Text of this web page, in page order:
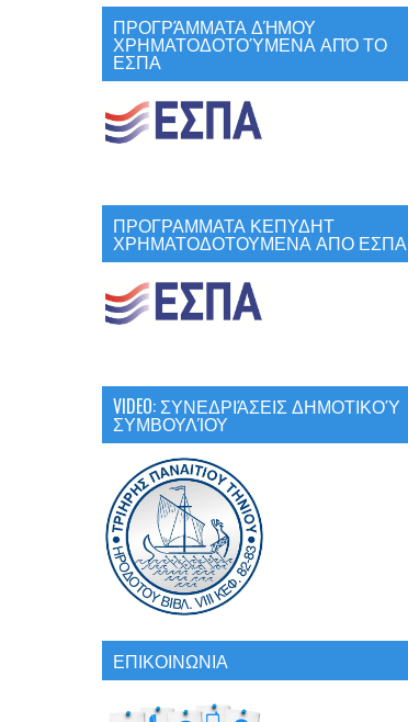
ΠΡΟΓΡΆΜΜΑΤΑ ΔΉΜΟΥ
ΧΡΗΜΑΤΟΔΟΤΟΎΜΕΝΑ ΑΠΌ ΤΟ
ΕΣΠΑ
ΠΡΟΓΡΑΜΜΑΤΑ ΚΕΠΥΔΗΤ
ΧΡΗΜΑΤΟΔΟΤΟΥΜΕΝΑ ΑΠΟ ΕΣΠΑ
VIDEO: ΣΥΝΕΔΡΙΆΣΕΙΣ ΔΗΜΟΤΙΚΟΎ
ΣΥΜΒΟΥΛΊΟΥ
ΕΠΙΚΟΙΝΩΝΙΑ